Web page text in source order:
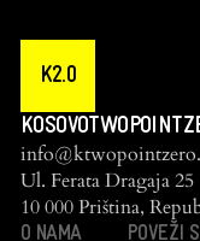
K2.0
Ul. Ferata Dragaja 25
10 000 Priština,
O NAMA POVEŽI